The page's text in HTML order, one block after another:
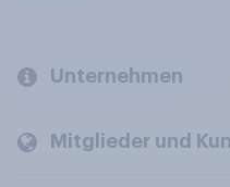
Unternehmen
Mitglieder und